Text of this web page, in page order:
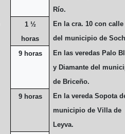
Río.
1 ½
horas
En la cra. 10 con calle
del municipio de
9 horas
En las veredas Palo
y Diamante del
de Briceño.
9 horas
En la vereda Sopota
municipio de Villa de
Leyva.